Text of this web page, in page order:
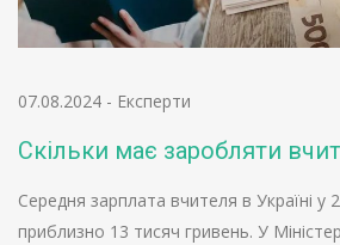
07.08.2024 - Експерти
Скільки має заробляти
Середня зарплата вчителя в Україні у
приблизно 13 тисяч гривень. У